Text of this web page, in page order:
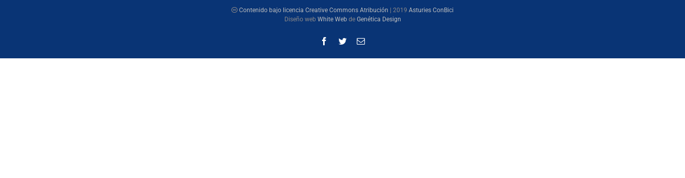
Contenido bajo licencia Creative Commons Atribución | 2019 Asturies ConBici
Diseño web White Webde Genética Design
Facebook
TwitterCorreo